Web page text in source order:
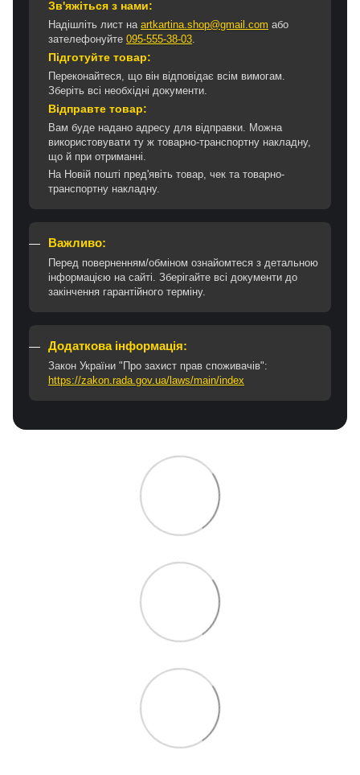
Зв'яжіться з нами:
Надішліть лист на artkartina.shop@gmail.com або
зателефонуйте 095-555-38-03
Підготуйте товар:
Переконайтеся, що він відповідає всім вимогам.
Зберіть всі необхідні документи.
Відправте товар:
Вам буде надано адресу для відправки. Можна
використовувати ту ж товарно-транспортну накладну,
що й при отриманні.
На Новій пошті пред'явіть товар, чек та товарно-
транспортну накладну.
Важливо:
Перед поверненням/обміном ознайомтеся з детальною
інформацією на сайті. Зберігайте всі документи до
закінчення гарантійного терміну.
Додаткова інформація:
Закон України "Про захист прав споживачів":
https://zakon.rada.gov.ua/laws/main/index